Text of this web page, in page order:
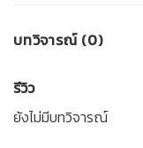
บทวิจารณ์ (0)
รีวิว
ยังไม่มีบทวิจารณ์